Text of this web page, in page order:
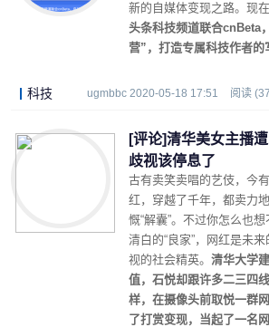
新的自媒体变现之路。现在
头条科技频道联合cnBeta
营”，打造专属科技作者的
科技 ugmbbc 2020-05-18 17:51 阅读
[评论]清华美女主播
歧视该停息了
古有卖笑卖唱的艺伎，今
红，穿越了千年，都卖力
慨“解囊”。不过你怎么也
清白的“良家”，网红是未
视的社会精英。 清华大学
值，石悦却跟许多二三四
样，在摄像头前取悦一群
了打赏变现，当起了一名网